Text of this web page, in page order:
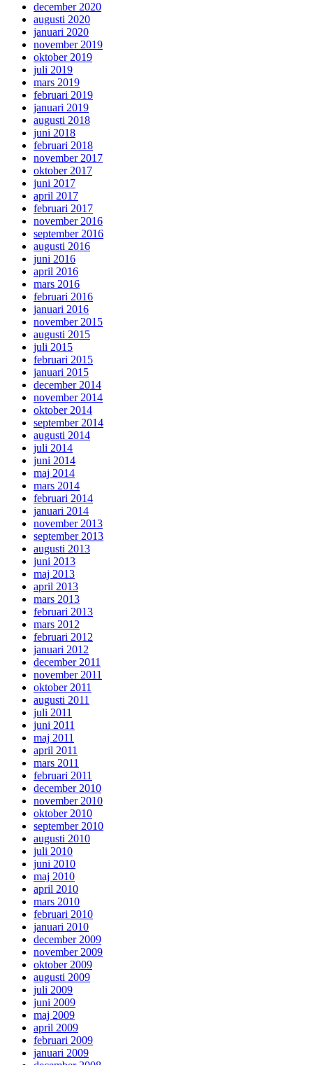
december 2020
augusti 2020
januari 2020
november 2019
oktober 2019
juli 2019
mars 2019
februari 2019
januari 2019
augusti 2018
juni 2018
februari 2018
november 2017
oktober 2017
juni 2017
april 2017
februari 2017
november 2016
september 2016
augusti 2016
juni 2016
april 2016
mars 2016
februari 2016
januari 2016
november 2015
augusti 2015
juli 2015
februari 2015
januari 2015
december 2014
november 2014
oktober 2014
september 2014
augusti 2014
juli 2014
juni 2014
maj 2014
mars 2014
februari 2014
januari 2014
november 2013
september 2013
augusti 2013
juni 2013
maj 2013
april 2013
mars 2013
februari 2013
mars 2012
februari 2012
januari 2012
december 2011
november 2011
oktober 2011
augusti 2011
juli 2011
juni 2011
maj 2011
april 2011
mars 2011
februari 2011
december 2010
november 2010
oktober 2010
september 2010
augusti 2010
juli 2010
juni 2010
maj 2010
april 2010
mars 2010
februari 2010
januari 2010
december 2009
november 2009
oktober 2009
augusti 2009
juli 2009
juni 2009
maj 2009
april 2009
februari 2009
januari 2009